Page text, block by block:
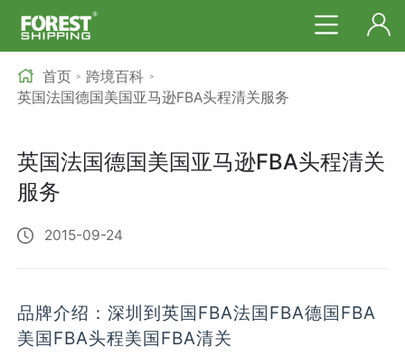
首页 > 跨境百科 >
英国法国德国美国亚马逊FBA头程清关服务
英国法国德国美国亚马逊FBA头程清关
服务
2015-09-24
品牌介绍：深圳到英国FBA法国FBA德国FBA
美国FBA头程美国FBA清关